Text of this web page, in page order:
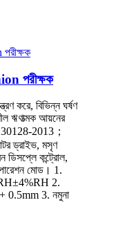
পরীক্ষক
করে, বিভিন্ন ঘর্ষণ
ঋণাত্মক আয়নের
30128-2013；
ড্রাইভ, মসৃণ
ডিসপ্লে কন্ট্রোল,
মোড। 1.
2.
+ 0.5mm 3. নমুনা